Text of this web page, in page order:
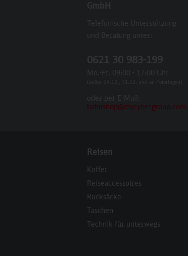
GmbH
Telefonische Unterstützung
und Beratung unter:
0621 30 983-199
Mo.-Fr. 09:00 - 17:00 Uhr
(außer 24.12., 31.12. und an Feiertagen)
oder per E-Mail:
bahnshop@mycybergroup.com
Reisen
Koffer
Reiseaccessoires
Rucksäcke
Taschen
Technik für unterwegs